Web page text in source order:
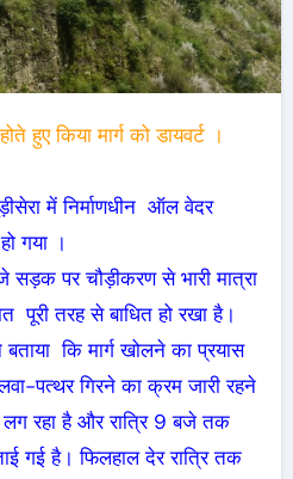
हुए किया मार्ग को डायवर्ट ।
में निर्माणधीन ऑल वेदर
गया ।
सड़क पर चौड़ीकरण से भारी मात्रा
पूरी तरह से बाधित हो रखा है।
कि मार्ग खोलने का प्रयास
पत्थर गिरने का क्रम जारी रहने
रहा है और रात्रि 9 बजे तक
गई है। फिलहाल देर रात्रि तक